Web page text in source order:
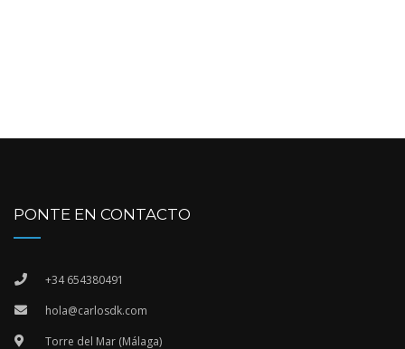
PONTE EN CONTACTO
+34 654380491
hola@carlosdk.com
Torre del Mar (Málaga)